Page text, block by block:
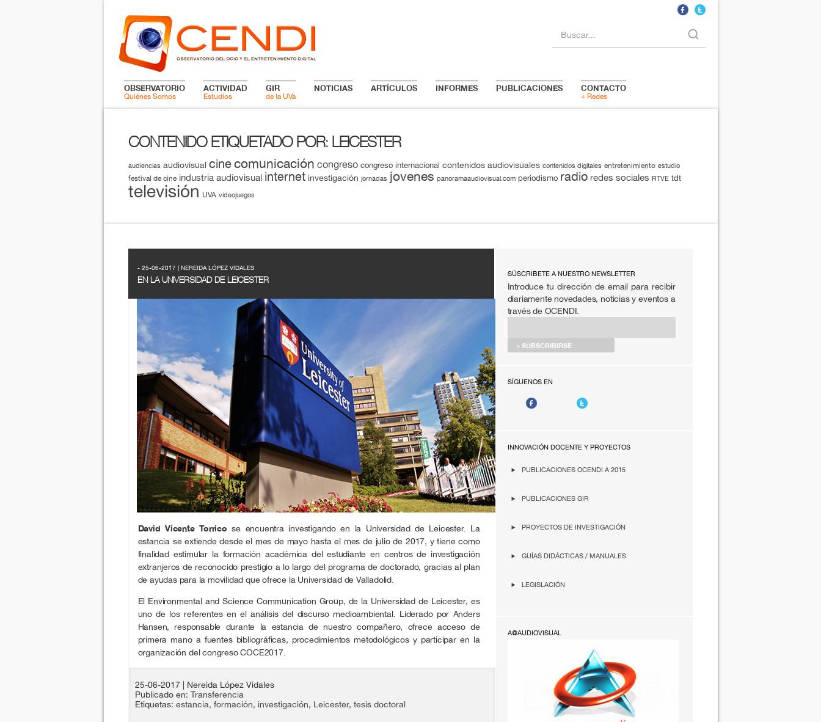
Buscar...
OBSERVATORIO
Quiénes Somos
ACTIVIDAD
Estudios
GIR
de la UVa
NOTICIAS ARTÍCULOS INFORMES PUBLICACIONES CONTACTO
+ Redes
CONTENIDO ETIQUETADO POR: LEICESTER
audiencias audiovisual cinecomunicación congreso congreso internacional contenidos audiovisuales contenidos digitales entretenimiento estudio
festival de cine industria audiovisual internet investigación jornadas jovenes panoramaaudiovisual.com periodismo radio redes sociales RTVE tdt
televisión UVA videojuegos
SÚSCRIBETE A NUESTRO NEWSLETTER
Introduce tu dirección de email para recibir
diariamente novedades, noticias y eventos a
través de OCENDI.
SÍGUENOS EN
INNOVACIÓN DOCENTE Y PROYECTOS
PUBLICACIONES OCENDI A 2015
PUBLICACIONES GIR
PROYECTOS DE INVESTIGACIÓN
GUÍAS DIDÁCTICAS / MANUALES
LEGISLACIÓN
A@AUDIOVISUAL
- 25-06-2017 | NEREIDA LÓPEZ VIDALES
EN LA UNIVERSIDAD DE LEICESTER
David Vicente Torrico se encuentra investigando en la Universidad de Leicester. La
estancia se extiende desde el mes de mayo hasta el mes de julio de 2017, y tiene como
finalidad estimular la formación académica del estudiante en centros de investigación
extranjeros de reconocido prestigio a lo largo del programa de doctorado, gracias al plan
de ayudas para la movilidad que ofrece la Universidad de Valladolid.
El Environmental and Science Communication Group, de la Universidad de Leicester, es
uno de los referentes en el análisis del discurso medioambiental. Liderado por Anders
Hansen, responsable durante la estancia de nuestro compañero, ofrece acceso de
primera mano a fuentes bibliográficas, procedimientos metodológicos y participar en la
organización del congreso COCE2017.
25-06-2017
| Nereida López Vidales
Publicado en: Transferencia
Etiquetas: estancia, formación, investigación, Leicester, tesis doctoral